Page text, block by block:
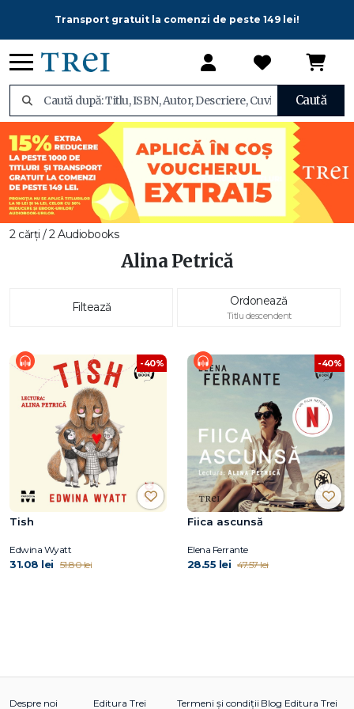
Transport gratuit la comenzi de peste 149 lei!
Caută
2 cărți / 2 Audiobooks
Alina Petrică
Filtează Ordonează
Titlu descendent
-40%
Tish
Edwina Wyatt
31.08 lei 51.80 lei
-40%
Fiica ascunsă
Elena Ferrante
28.55 lei 47.57 lei
Despre noi Editura Trei Termeni și condiții Blog Editura Trei